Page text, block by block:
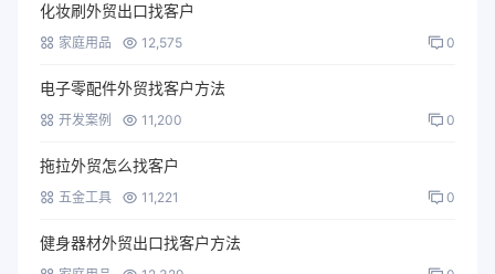
化妆刷外贸出口找客户
家庭用品 12,575 0
电子零配件外贸找客户方法
开发案例 11,200 0
拖拉外贸怎么找客户
五金工具 11,221 0
健身器材外贸出口找客户方法